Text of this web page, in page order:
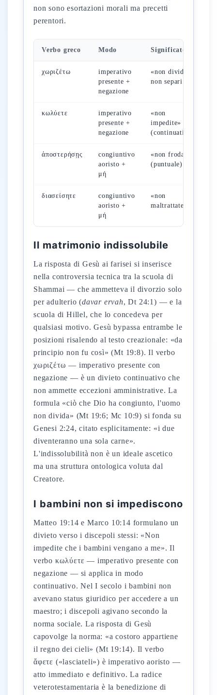
non sono esortazioni morali ma precetti
perentori.
Verbo greco Modo Significato
χωριζέτω
imperativo
presente +
negazione
«non divida,
non separi»
κωλύετε
imperativo
presente +
negazione
«non
impedite»
(continuativo)
ἀποστερήσῃς
congiuntivo
aoristo +
μή
«non frodare»
(puntuale)
διασείσητε
congiuntivo
aoristo +
μή
«non
maltrattate»
Il matrimonio indissolubile
La risposta di Gesù ai farisei si inserisce
nella controversia tecnica tra la scuola di
Shammai — che ammetteva il divorzio solo
per adulterio (davar ervah, Dt 24:1) — e la
scuola di Hillel, che lo concedeva per
qualsiasi motivo. Gesù bypassa entrambe le
posizioni risalendo al testo creazionale: «da
principio non fu così» (Mt 19:8). Il verbo
χωριζέτω — imperativo presente con
negazione — è un divieto continuativo che
non ammette eccezioni amministrative. La
formula «ciò che Dio ha congiunto, l'uomo
non divida» (Mt 19:6; Mc 10:9) si fonda su
Genesi 2:24, citato esplicitamente: «i due
diventeranno una sola carne».
L'indissolubilità non è un ideale ascetico
ma una struttura ontologica voluta dal
Creatore.
I bambini non si impediscono
Matteo 19:14 e Marco 10:14 formulano un
divieto verso i discepoli stessi: «Non
impedite che i bambini vengano a me». Il
verbo κωλύετε — imperativo presente con
negazione — si applica in modo
continuativo. Nel I secolo i bambini non
avevano status giuridico per accedere a un
maestro; i discepoli agivano secondo la
norma sociale. La risposta di Gesù
capovolge la norma: «a costoro appartiene
il regno dei cieli» (Mt 19:14). Il verbo
ἄφετε («lasciateli») è imperativo aoristo —
atto immediato e definitivo. La radice
veterotestamentaria è la benedizione di